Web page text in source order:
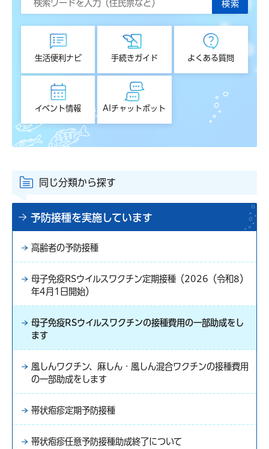
生活便利ナビ 手続きガイド よくある質問
イベント情報 AIチャットボット
同じ分類から探す
予防接種を実施しています
高齢者の予防接種
母子免疫RSウイルスワクチン定期接種（2026（令和8）
年4月1日開始）
母子免疫RSウイルスワクチンの接種費用の一部助成をし
ます
風しんワクチン、麻しん・風しん混合ワクチンの接種費用
の一部助成をします
帯状疱疹定期予防接種
帯状疱疹任意予防接種助成終了について